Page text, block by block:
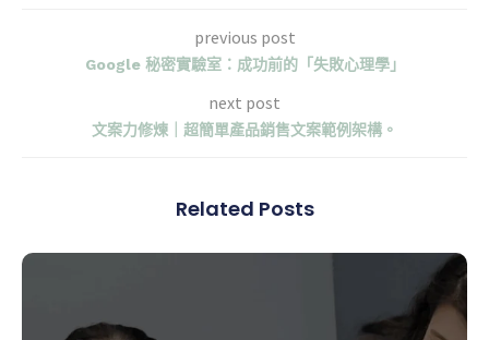
previous post
Google 秘密實驗室：成功前的「失敗心理學」
next post
文案力修煉｜超簡單產品銷售文案範例架構。
Related Posts